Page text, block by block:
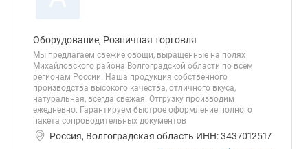
Оборудование, Розничная торговля
Мы предлагаем свежие овощи, выращенные на полях
Михайловского района Волгоградской области по всем
регионам России. Наша продукция собственного
производства высокого качества, отличного вкуса,
натуральная, всегда свежая. Отгрузку производим
ежедневно. Гарантируем быстрое оформление полного
пакета сопроводительных документов
Россия, Волгоградская область ИНН: 3437012517